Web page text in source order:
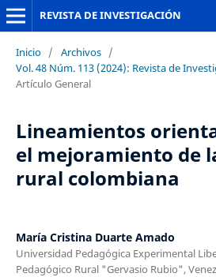
REVISTA DE INVESTIGACIÓN
Inicio / Archivos /
Vol. 48 Núm. 113 (2024): Revista de
Artículo General
Lineamientos
el mejoramiento de
rural colombiana
María Cristina Duarte Amado
Universidad Pedagógica Experimental
Pedagógico Rural "Gervasio Rubio",